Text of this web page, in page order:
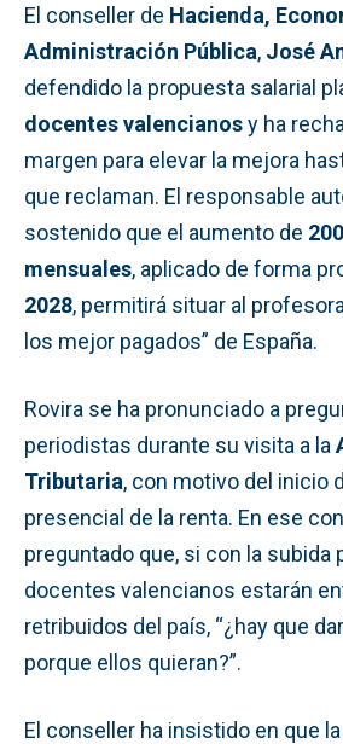
El conseller de Hacienda,
Administración Pública, José
defendido la propuesta salarial
docentes valencianosy ha
margen para elevar la mejora
que reclaman. El responsable
sostenido que el aumento de
mensuales, aplicado de forma
2028, permitirá situar al
los mejor pagados” de España.
Rovira se ha pronunciado a
periodistas durante su visita a la
Tributaria, con motivo del inicio
presencial de la renta. En ese
preguntado que, si con la subida
docentes valencianos estarán
retribuidos del país, “¿hay que
porque ellos quieran?”.
El conseller ha insistido en que